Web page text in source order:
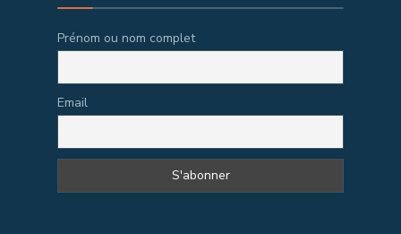
Prénom ou nom complet
Email